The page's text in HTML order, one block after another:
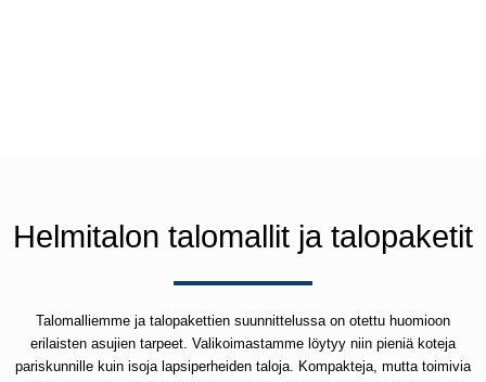
Helmitalon talomallit ja talopaketit
Talomalliemme ja talopakettien suunnittelussa on otettu huomioon
erilaisten asujien tarpeet. Valikoimastamme löytyy niin pieniä koteja
pariskunnille kuin isoja lapsiperheiden taloja. Kompakteja, mutta toimivia